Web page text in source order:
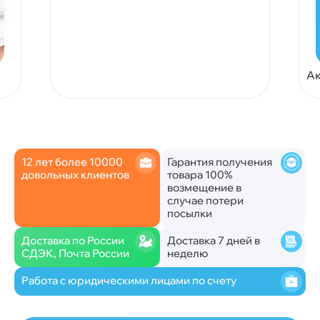
12 лет более 10000
довольных клиентов
Гарантия получения
товара 100%
возмещение в
случае потери
посылки
Доставка по России
СДЭК, Почта России
Доставка 7 дней в
неделю
Работа с юридическими лицами по счету